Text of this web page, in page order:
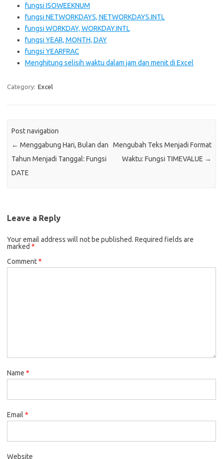
fungsi ISOWEEKNUM
fungsi NETWORKDAYS, NETWORKDAYS.INTL
fungsi WORKDAY, WORKDAY.INTL
fungsi YEAR, MONTH, DAY
fungsi YEARFRAC
Menghitung selisih waktu dalam jam dan menit di Excel
Category: Excel
Post navigation
← Menggabung Hari, Bulan dan
Tahun Menjadi Tanggal: Fungsi
DATE
Mengubah Teks Menjadi Format
Waktu: Fungsi TIMEVALUE →
Leave a Reply
Your email address will not be published. Required fields are
marked *
Comment*
Name *
Email *
Website